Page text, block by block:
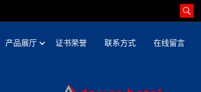
产品展厅 证书荣誉 联系方式 在线留言